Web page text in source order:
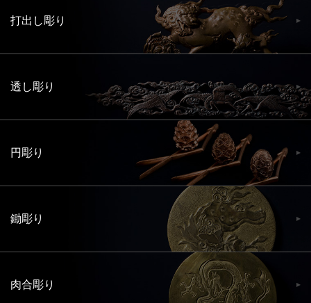
打出し彫り
透し彫り
円彫り
鋤彫り
肉合彫り